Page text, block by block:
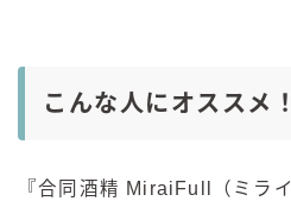
こんな人にオススメ！
『合同酒精 MiraiFull（ミラ